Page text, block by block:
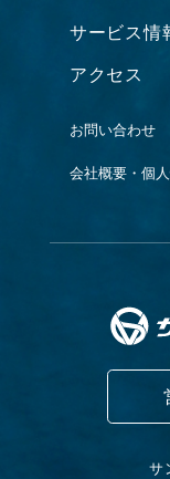
サービス情
アクセス
お問い合わせ
会社概要・個
サ